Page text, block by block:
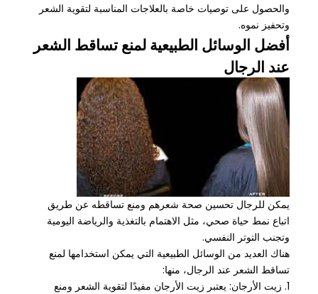
والحصول على توصيات خاصة بالعلاجات المناسبة لتقوية الشعر
وتحفيز نموه.
أفضل الوسائل الطبيعية لمنع تساقط الشعر
عند الرجال
يمكن للرجال تحسين صحة شعرهم ومنع تساقطه عن طريق
اتباع نمط حياة صحي، مثل الاهتمام بالتغذية والرياضة اليومية
وتجنب التوتر النفسي.
هناك العديد من الوسائل الطبيعية التي يمكن استخدامها لمنع
تساقط الشعر عند الرجال، منها:
1. زيت الأرجان: يعتبر زيت الأرجان مفيدًا لتقوية الشعر ومنع